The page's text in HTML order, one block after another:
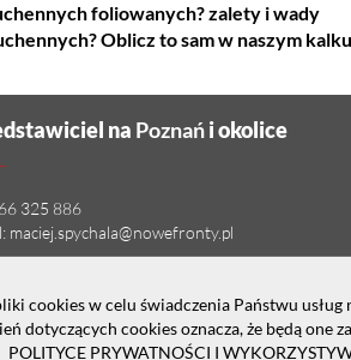
foliowanych? zalety i wady
Oblicz to sam w naszym
na Poznańi okolice
325 886
maciej.spychala@nowefronty.pl
cookies w celu świadczenia Państwu
dotyczących cookies oznacza, że będą one
POLITYCE PRYWATNOŚCI I